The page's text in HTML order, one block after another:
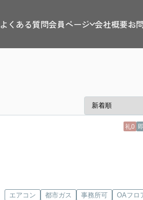
よくある質問会員ページ 会社概要お
礼0
エアコン 都市ガス 事務所可
OAフロ